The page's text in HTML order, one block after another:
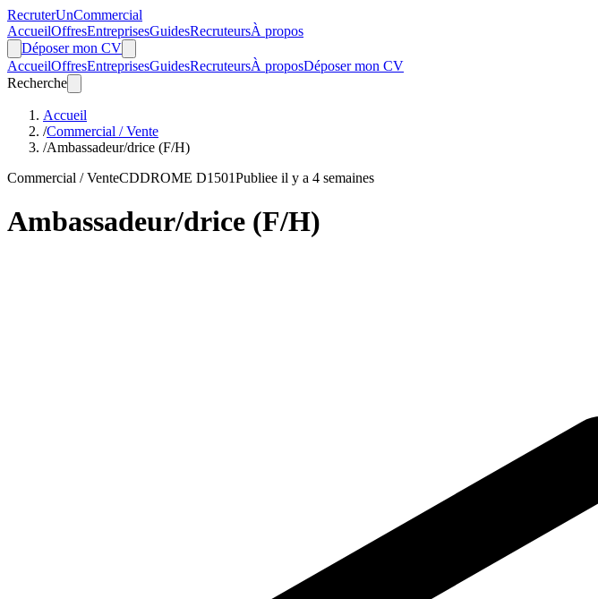
RecruterUnCommercial
AccueilOffresEntreprisesGuidesRecruteursÀ propos
Déposer mon CV
AccueilOffresEntreprisesGuidesRecruteursÀ proposDéposer mon CV
Recherche
Accueil
/Commercial / Vente
/Ambassadeur/drice (F/H)
Commercial / VenteCDDROME D1501Publiee il y a 4 semaines
Ambassadeur/drice (F/H)